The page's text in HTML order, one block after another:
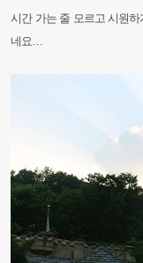
시간 가는 줄 모르고 시원
네요…